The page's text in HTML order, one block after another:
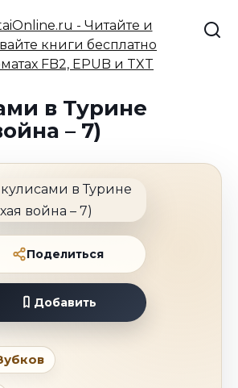
в Турине
– 7)
Поделиться
Добавить